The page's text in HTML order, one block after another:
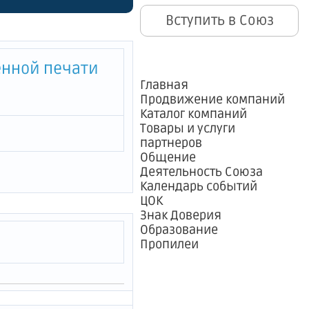
Вступить в Союз
Главная
Продвижение компаний
Каталог компаний
Товары и услуги
партнеров
Общение
Деятельность Союза
Календарь событий
ЦОК
Знак Доверия
Образование
Пропилеи
на
печати